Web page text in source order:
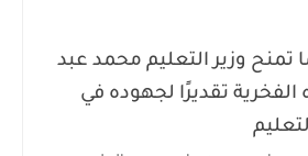
وزير التعليم محمد عبد
الفخرية تقديرًا لجهوده في